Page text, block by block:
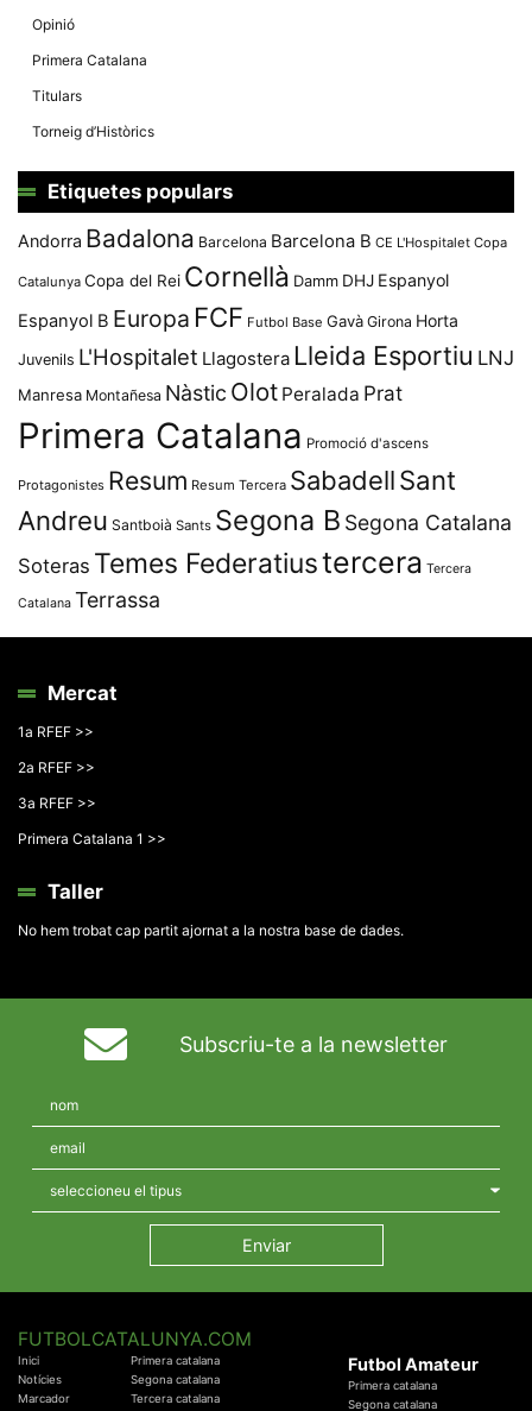
Opinió
Primera Catalana
Titulars
Torneig d’Històrics
Etiquetes populars
Andorra Badalona Barcelona Barcelona B CE L'Hospitalet Copa
Catalunya Copa del Rei Cornellà Damm DHJ Espanyol
Espanyol B Europa FCF Futbol Base Gavà Girona Horta
Juvenils L'Hospitalet Llagostera Lleida Esportiu LNJ
Manresa Montañesa Nàstic Olot Peralada Prat
Primera Catalana Promoció d'ascens
Protagonistes Resum Resum Tercera SabadellSant
Andreu Santboià Sants Segona B Segona Catalana
Soteras Temes Federatiustercera Tercera
Catalana Terrassa
Mercat
1a RFEF >>
2a RFEF >>
3a RFEF >>
Primera Catalana 1 >>
Taller
No hem trobat cap partit ajornat a la nostra base de dades.
Subscriu-te a la newsletter
FUTBOLCATALUNYA.COM
Inici
Notícies
Marcador
Primera catalana
Segona catalana
Tercera catalana
Futbol Amateur
Primera catalana
Segona catalana